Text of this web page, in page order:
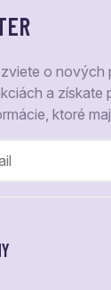
o nových
a získate
ktoré